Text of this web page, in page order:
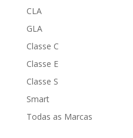
CLA
GLA
Classe C
Classe E
Classe S
Smart
Todas as Marcas